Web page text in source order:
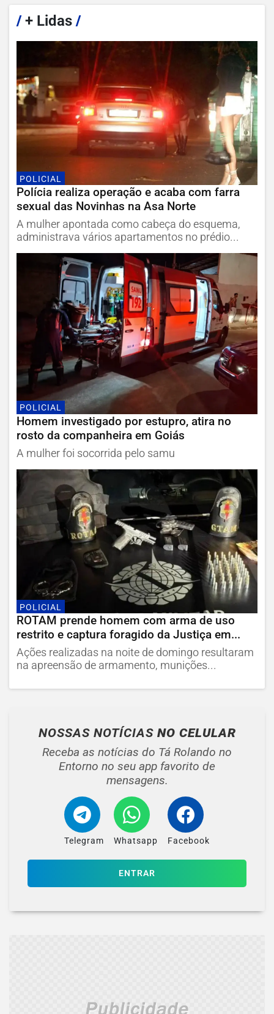
/+ Lidas /
POLICIAL
Polícia realiza operação e acaba com farra
sexual das Novinhas na Asa Norte
A mulher apontada como cabeça do esquema,
administrava vários apartamentos no prédio...
POLICIAL
Homem investigado por estupro, atira no
rosto da companheira em Goiás
A mulher foi socorrida pelo samu
POLICIAL
ROTAM prende homem com arma de uso
restrito e captura foragido da Justiça em...
Ações realizadas na noite de domingo resultaram
na apreensão de armamento, munições...
NOSSAS NOTÍCIAS NO CELULAR
Receba as notícias do Tá Rolando no
Entorno no seu app favorito de
mensagens.
Telegram Whatsapp Facebook
ENTRAR